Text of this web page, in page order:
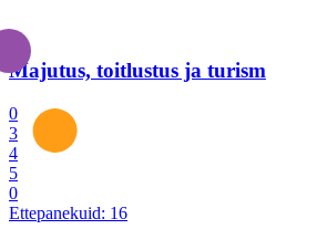
Majutus, toitlustus ja turism
0
3
4
5
0
Ettepanekuid: 16